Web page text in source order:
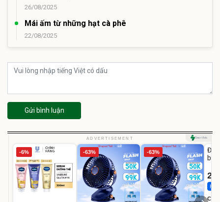
26/08/2025
Mái ấm từ những hạt cà phê
22/08/2025
Gửi bình luận
ADVERTISEMENT
-6% -63% -63%
Đai
bé
Hot